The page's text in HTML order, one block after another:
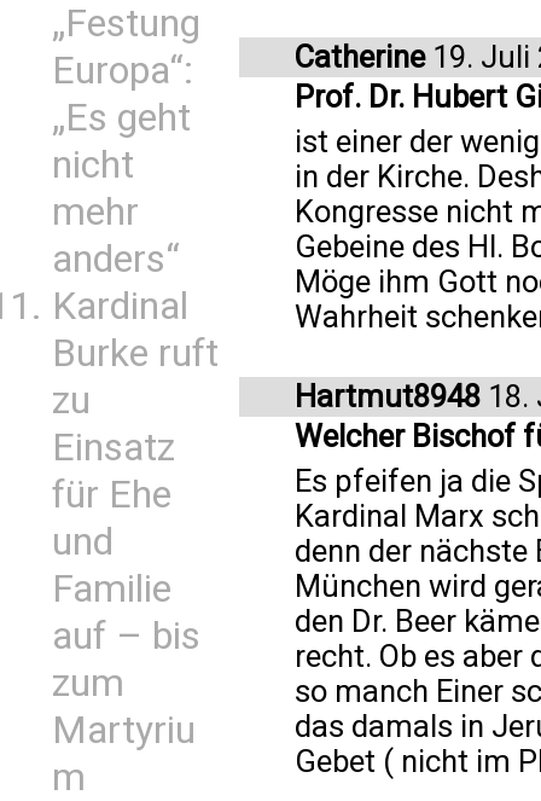
„Festung
Europa“:
„Es geht
nicht
mehr
anders“
Kardinal
Burke ruft
zu
Einsatz
für Ehe
und
Familie
auf – bis
zum
Martyriu
m
Catherine19. Juli
Prof. Dr. Hubert
ist einer der
in der Kirche.
Kongresse nicht
Gebeine des Hl.
Möge ihm Gott
Wahrheit
Hartmut8948 18.
Welcher Bischof
Es pfeifen ja die
Kardinal Marx
denn der
München wird
den Dr. Beer
recht. Ob es aber
so manch Einer
das damals in
Gebet ( nicht im